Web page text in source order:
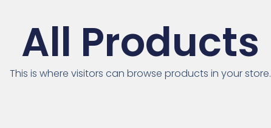
All Products
This is where visitors can browse products in your store.